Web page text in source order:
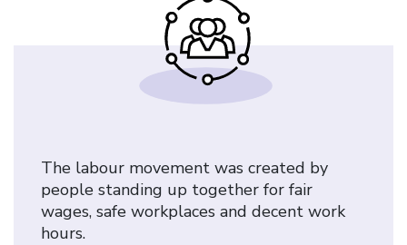
The labour movement was created by
people standing up together for fair
wages, safe workplaces and decent work
hours.